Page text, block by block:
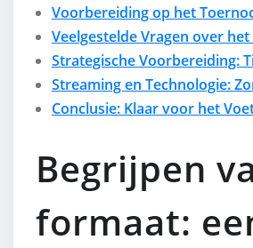
Voorbereiding op het
Veelgestelde Vragen over
Strategische Voorbereiding:
Streaming en Technologie:
Conclusie: Klaar voor het
Begrijpen
formaat: